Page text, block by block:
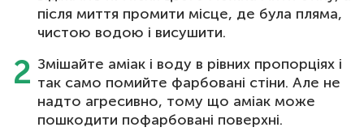
після миття промити місце, де була пляма,
чистою водою і висушити.
Змішайте аміак і воду в рівних пропорціях і
так само помийте фарбовані стіни. Але не
надто агресивно, тому що аміак може
пошкодити пофарбовані поверхні.